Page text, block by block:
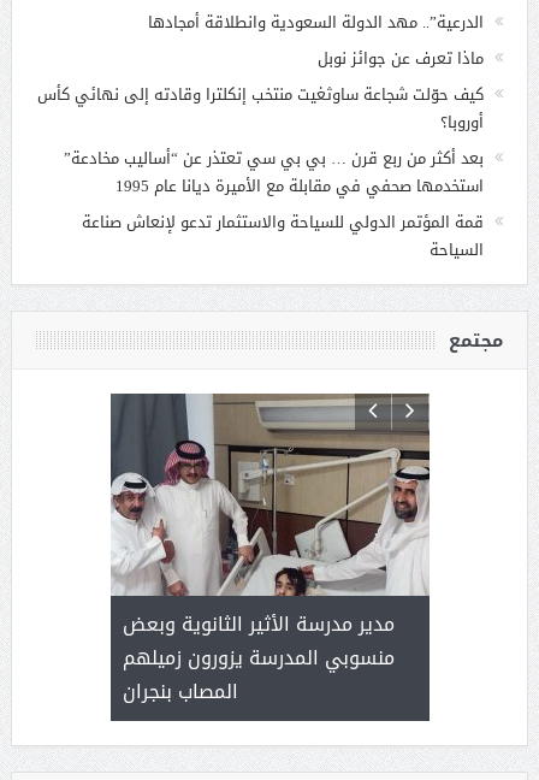
الدرعية”.. مهد الدولة السعودية وانطلاقة أمجادها
ماذا تعرف عن جوائز نوبل
كيف حوّلت شجاعة ساوثغيت منتخب إنكلترا وقادته إلى نهائي كأس
أوروبا؟
بعد أكثر من ربع قرن … بي بي سي تعتذر عن “أساليب مخادعة”
استخدمها صحفي في مقابلة مع الأميرة ديانا عام 1995
قمة المؤتمر الدولي للسياحة والاستثمار تدعو لإنعاش صناعة
السياحة
مجتمع
( محمد
مدير مدرسة الأثير الثانوية وبعض
منسوبي المدرسة يزورون زميلهم
المصاب بنجران
) .. ميراث